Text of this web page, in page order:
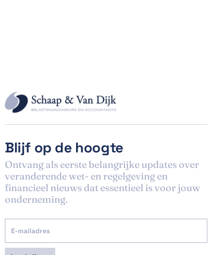
Blijf op de hoogte
Ontvang als eerste belangrijke updates over
veranderende wet- en regelgeving en
financieel nieuws dat essentieel is voor jouw
onderneming.